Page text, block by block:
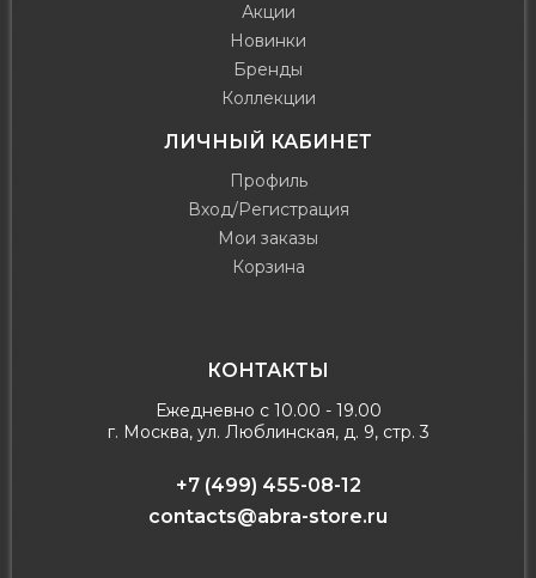
Акции
Новинки
Бренды
Коллекции
ЛИЧНЫЙ КАБИНЕТ
Профиль
Вход/Регистрация
Мои заказы
Корзина
КОНТАКТЫ
Ежедневно с 10.00 - 19.00
г. Москва, ул. Люблинская, д. 9, стр. 3
+7 (499) 455-08-12
contacts@abra-store.ru